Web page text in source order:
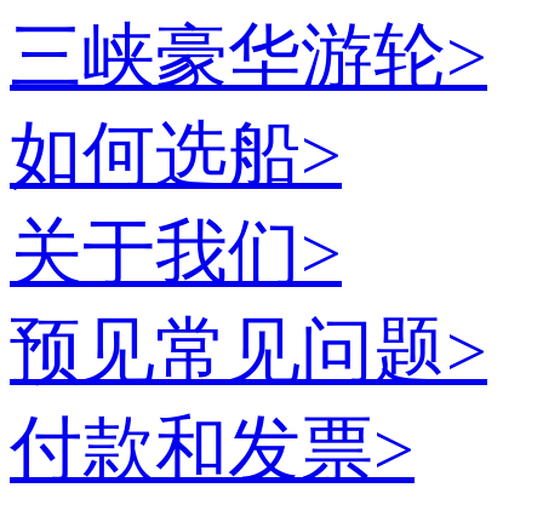
三峡豪华游轮>
如何选船>
关于我们>
预见常见问题>
付款和发票>